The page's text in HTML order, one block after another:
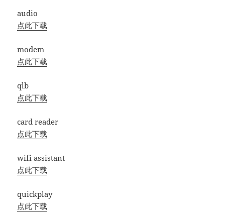
audio
点此下载
modem
点此下载
qlb
点此下载
card reader
点此下载
wifi assistant
点此下载
quickplay
点此下载